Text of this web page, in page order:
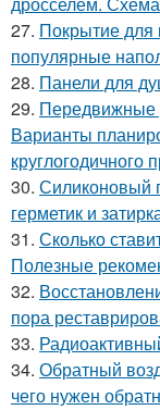
27. Покрытие для
популярные
28. Панели для
29. Передвижные
Варианты
круглогодичного
30. Силиконовый
герметик и
31. Сколько
Полезные
32.
пора
33.
34. Обратный
чего нужен